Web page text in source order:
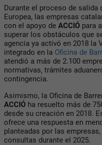
Durante el proceso de salida
Europea, las empresas
con el apoyo de ACCIÓ para
superar los obstáculos que
agencia ya activó en 2018 la
integrado en la Oficina de
atendió a más de 2.100
normativas, trámites
contingencia.
Asimismo, la Oficina de
ACCIÓ ha resuelto más de
desde su creación en 2018.
ofrece una respuesta en
planteadas por las
consultas durante el 2025.